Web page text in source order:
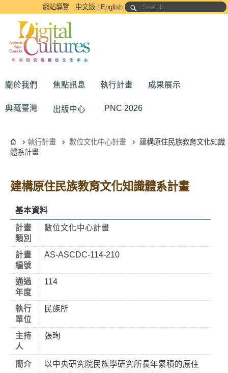
跳到主要內容區塊網站導覽 中文版 English
關於我們 焦點訊息 執行計畫 成果展示
典藏臺灣 出版中心 PNC 2026
執行計畫 數位文化中心計畫
建構原住民族教育文化知識
體系計畫
建構原住民族教育文化知識體系計畫
基本資料
計畫
類別
數位文化中心計畫
計畫
編號
AS-ASCDC-114-210
通過
年度
114
執行
單位
民族所
主持
人
張珣
簡介
以中央研究院民族學研究所長年累積的原住